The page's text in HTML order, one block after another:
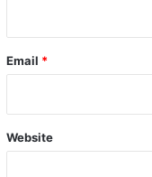
Email *
Website